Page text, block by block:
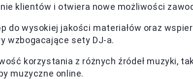
klientów i otwiera nowe możliwości
do wysokiej jakości materiałów oraz
wzbogacające sety DJ-a.
korzystania z różnych źródeł muzyki,
muzyczne online.